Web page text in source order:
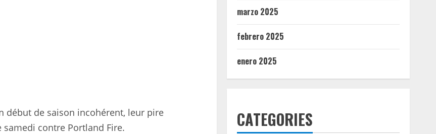
début de saison incohérent, leur pire
contre Portland Fire.
marzo 2025
febrero 2025
enero 2025
CATEGORIES